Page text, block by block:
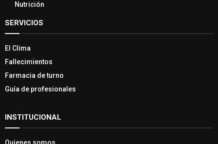
Nutrición
SERVICIOS
El Clima
Fallecimientos
Farmacia de turno
Guía de profesionales
INSTITUCIONAL